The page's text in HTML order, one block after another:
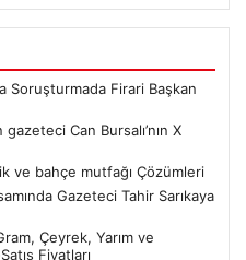
Soruşturmada Firari Başkan
Can Bursalı’nın X
ve bahçe mutfağı Çözümleri
Gazeteci Tahir Sarıkaya
Çeyrek, Yarım ve
Fiyatları